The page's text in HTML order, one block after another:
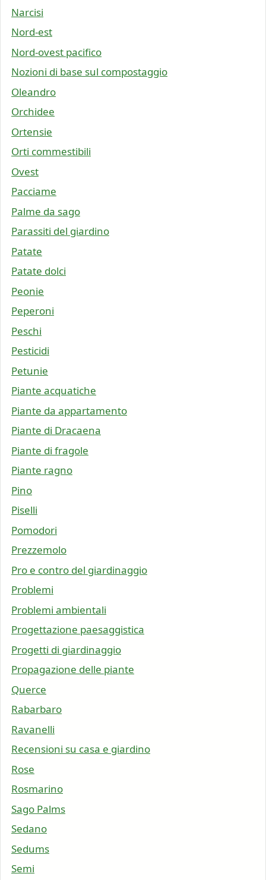
Narcisi
Nord-est
Nord-ovest pacifico
Nozioni di base sul compostaggio
Oleandro
Orchidee
Ortensie
Orti commestibili
Ovest
Pacciame
Palme da sago
Parassiti del giardino
Patate
Patate dolci
Peonie
Peperoni
Peschi
Pesticidi
Petunie
Piante acquatiche
Piante da appartamento
Piante di Dracaena
Piante di fragole
Piante ragno
Pino
Piselli
Pomodori
Prezzemolo
Pro e contro del giardinaggio
Problemi
Problemi ambientali
Progettazione paesaggistica
Progetti di giardinaggio
Propagazione delle piante
Querce
Rabarbaro
Ravanelli
Recensioni su casa e giardino
Rose
Rosmarino
Sago Palms
Sedano
Sedums
Semi